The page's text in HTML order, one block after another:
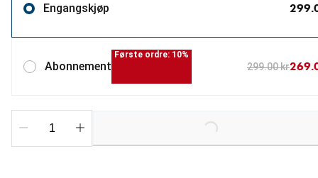
Engangskjøp
Abonnement
Første ordre: 10%
299.00 kr